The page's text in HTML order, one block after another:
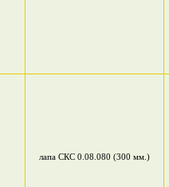
лапа СКС 0.08.080 (300 мм.)